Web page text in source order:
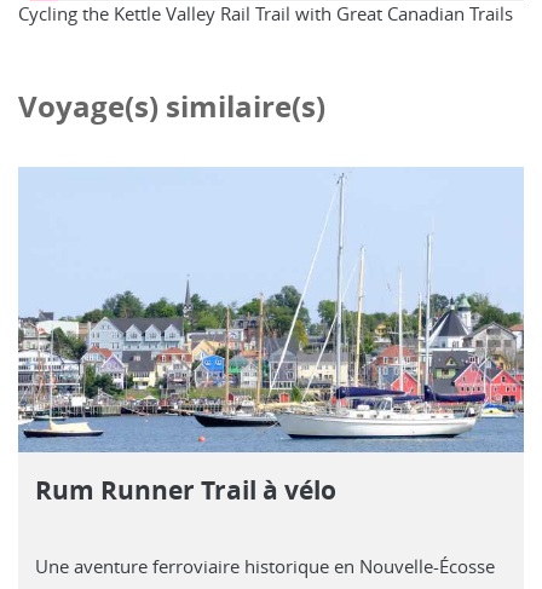
Cycling the Kettle Valley Rail Trail with Great Canadian Trails
Voyage(s) similaire(s)
Rum Runner Trail à vélo
Une aventure ferroviaire historique en Nouvelle-Écosse